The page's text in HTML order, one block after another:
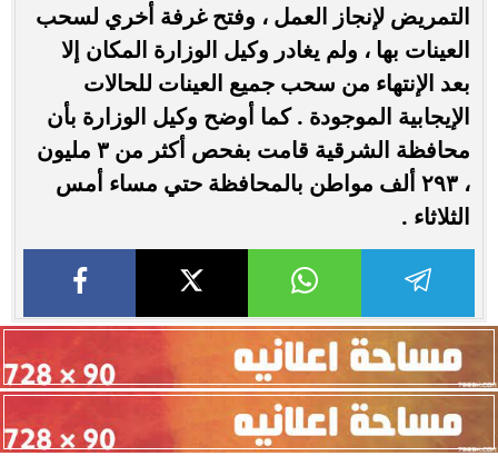
التمريض لإنجاز العمل ، وفتح غرفة أخري لسحب
العينات بها ، ولم يغادر وكيل الوزارة المكان إلا
بعد الإنتهاء من سحب جميع العينات للحالات
الإيجابية الموجودة . كما أوضح وكيل الوزارة بأن
محافظة الشرقية قامت بفحص أكثر من ٣ مليون
، ٢٩٣ ألف مواطن بالمحافظة حتي مساء أمس
الثلاثاء .